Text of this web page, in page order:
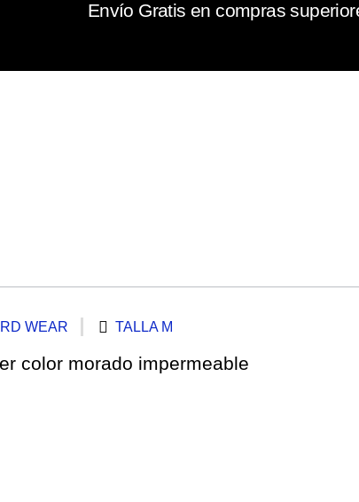
Envío Gratis en compras
WEAR TALLA M
color morado impermeable